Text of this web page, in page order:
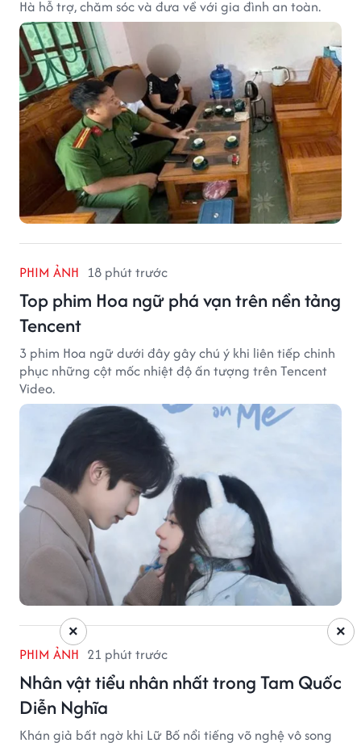
Hà hỗ trợ, chăm sóc và đưa về với gia đình an toàn.
PHIM ẢNH 18 phút trước
Top phim Hoa ngữ phá vạn trên nền tảng
Tencent
3 phim Hoa ngữ dưới đây gây chú ý khi liên tiếp chinh
phục những cột mốc nhiệt độ ấn tượng trên Tencent
Video.
PHIM ẢNH 21 phút trước
Nhân vật tiểu nhân nhất trong Tam Quốc
Diễn Nghĩa
Khán giả bất ngờ khi Lữ Bố nổi tiếng võ nghệ vô song
×
×